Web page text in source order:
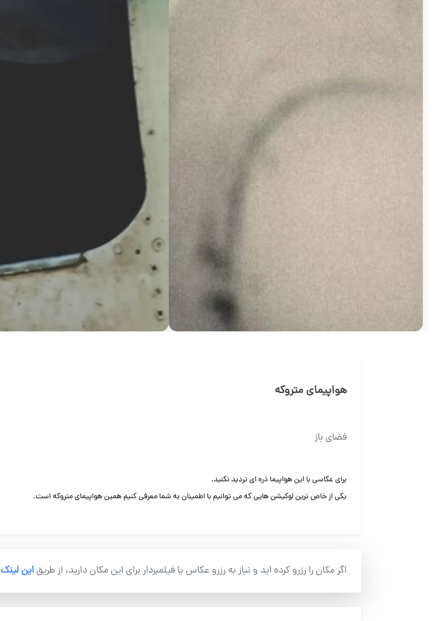
هواپیمای متروکه
فضای باز
برای عکاسی با این هواپیما ذره ای تردید نکنید.
یکی از خاص ترین لوکیشن هایی که می توانیم با اطمینان به شما معرفی کنیم همین هواپیمای متروکه است.
اگر مکان را رزرو کرده اید و نیاز به رزرو عکاس یا فیلمبردار برای این مکان دارید، از طریقاین لینک